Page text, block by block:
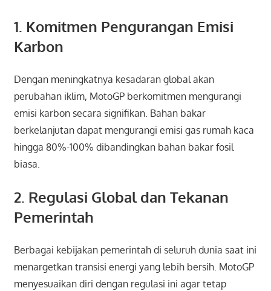
1. Komitmen Pengurangan Emisi
Karbon
Dengan meningkatnya kesadaran global akan
perubahan iklim, MotoGP berkomitmen mengurangi
emisi karbon secara signifikan. Bahan bakar
berkelanjutan dapat mengurangi emisi gas rumah kaca
hingga 80%-100% dibandingkan bahan bakar fosil
biasa.
2. Regulasi Global dan Tekanan
Pemerintah
Berbagai kebijakan pemerintah di seluruh dunia saat ini
menargetkan transisi energi yang lebih bersih. MotoGP
menyesuaikan diri dengan regulasi ini agar tetap